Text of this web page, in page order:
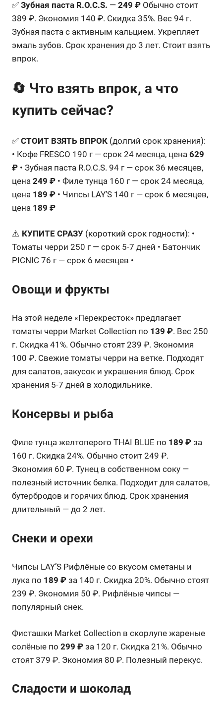
✅ Зубная паста R.O.C.S. — 249 ₽ Обычно стоит
389 ₽. Экономия 140 ₽. Скидка 35%. Вес 94 г.
Зубная паста с активным кальцием. Укрепляет
эмаль зубов. Срок хранения до 3 лет. Стоит взять
впрок.
🔄 Что взять впрок, а что
купить сейчас?
✅ СТОИТ ВЗЯТЬ ВПРОК (долгий срок хранения):
• Кофе FRESCO 190 г — срок 24 месяца, цена 629
₽ • Зубная паста R.O.C.S. 94 г — срок 36 месяцев,
цена 249 ₽ • Филе тунца 160 г — срок 24 месяца,
цена 189 ₽ • Чипсы LAY’S 140 г — срок 6 месяцев,
цена 189 ₽
⚠️ КУПИТЕ СРАЗУ (короткий срок годности): •
Томаты черри 250 г — срок 5-7 дней • Батончик
PICNIC 76 г — срок 6 месяцев •
Овощи и фрукты
На этой неделе «Перекресток» предлагает
томаты черри Market Collection по 139 ₽. Вес 250
г. Скидка 41%. Обычно стоят 239 ₽. Экономия
100 ₽. Свежие томаты черри на ветке. Подходят
для салатов, закусок и украшения блюд. Срок
хранения 5-7 дней в холодильнике.
Консервы и рыба
Филе тунца желтоперого THAI BLUE по 189 ₽ за
160 г. Скидка 24%. Обычно стоит 249 ₽.
Экономия 60 ₽. Тунец в собственном соку —
полезный источник белка. Подходит для салатов,
бутербродов и горячих блюд. Срок хранения
длительный — до 2 лет.
Снеки и орехи
Чипсы LAY’S Рифлёные со вкусом сметаны и
лука по 189 ₽ за 140 г. Скидка 20%. Обычно стоят
239 ₽. Экономия 50 ₽. Рифлёные чипсы —
популярный снек.
Фисташки Market Collection в скорлупе жареные
солёные по 299 ₽ за 120 г. Скидка 21%. Обычно
стоят 379 ₽. Экономия 80 ₽. Полезный перекус.
Сладости и шоколад